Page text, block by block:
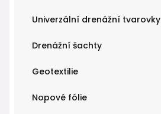
Univerzální drenážní tvarovky
Drenážní šachty
Geotextilie
Nopové fólie